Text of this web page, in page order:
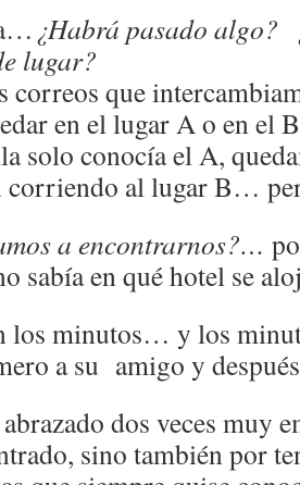
¿Habrá pasado algo?
lugar?
correos que
en el lugar A o en el
solo conocía el A,
corriendo al lugar B…
a encontrarnos?…
sabía en qué hotel se
los minutos… y los
a su amigo y
dos veces muy
sino también por